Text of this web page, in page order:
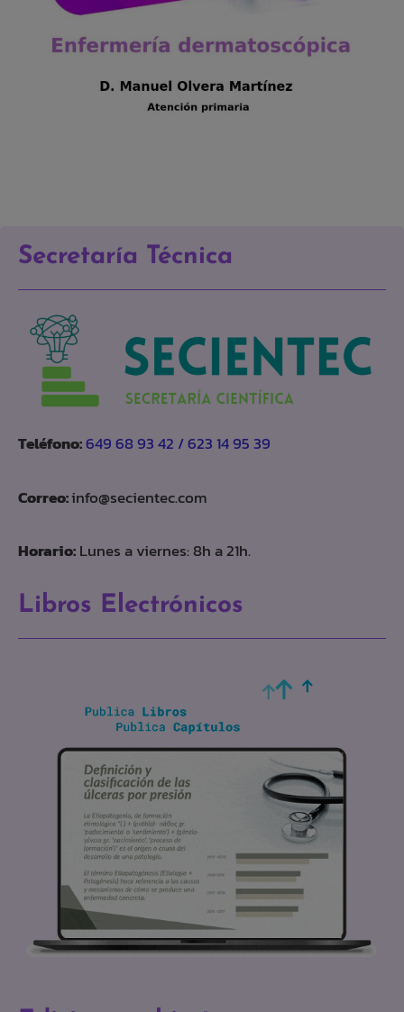
Secretaría Técnica
Teléfono:649 68 93 42 / 623 14 95 39
Correo:info@secientec.com
Horario:Lunes a viernes: 8h a 21h.
Libros Electrónicos